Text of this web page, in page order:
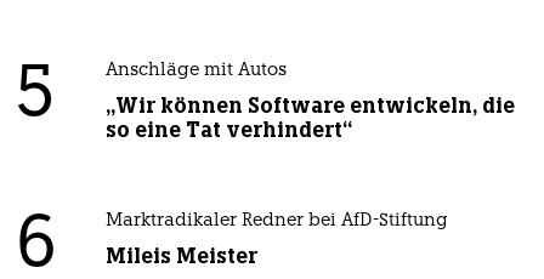
5 Anschläge mit Autos
„Wir können Software entwickeln, die
so eine Tat verhindert“
6 Marktradikaler Redner bei AfD-Stiftung
Mileis Meister